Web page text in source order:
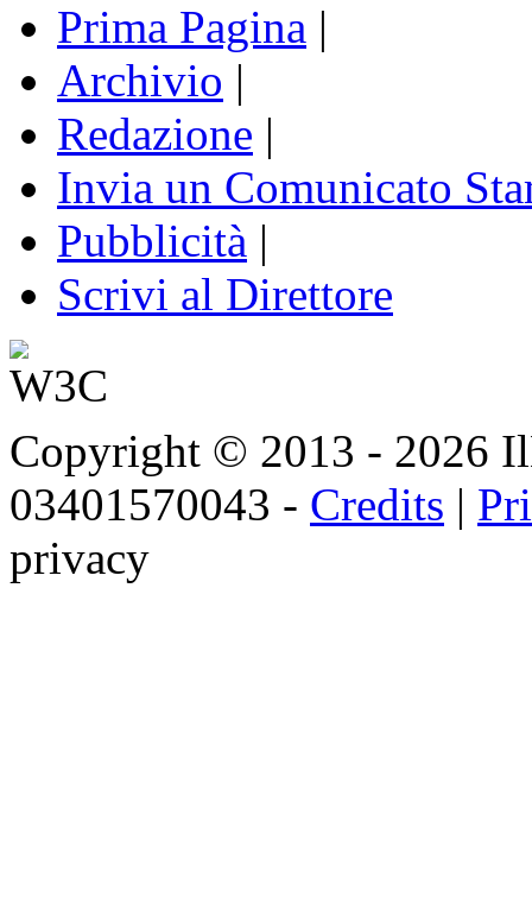
Prima Pagina |
Archivio |
Redazione |
Invia un Comunicato
Pubblicità |
Scrivi al Direttore
Copyright © 2013 - 2026
03401570043 - Credits |
privacy